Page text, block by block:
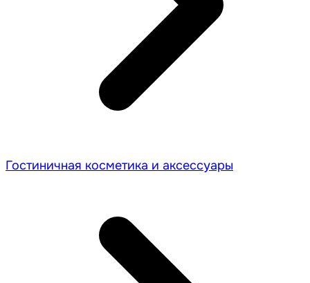
Гостиничная косметика и аксессуары